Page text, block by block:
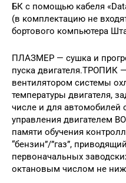
БК с помощью кабеля
(в комплектацию не
бортового компьютера
ПЛАЗМЕР — сушка и
пуска двигателя.ТРОПИК
вентилятором системы
температуры двигателя,
числе и для автомобилей
управления двигателем
памяти обучения
“бензин”/”газ”,
первоначальных
октановым числом не